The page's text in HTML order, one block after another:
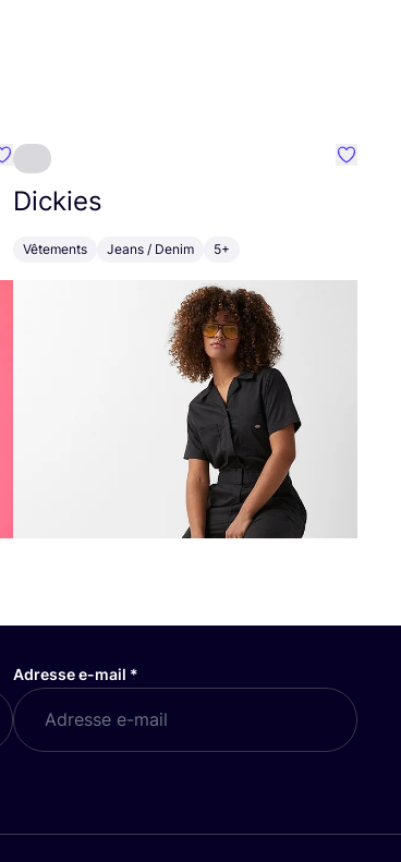
{nom}
Dickies
Vêtements Jeans / Denim 5+
Adresse e-mail *